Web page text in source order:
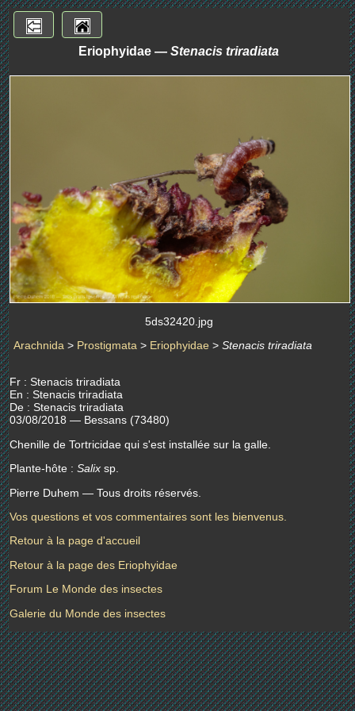
Eriophyidae —Stenacis triradiata
5ds32420.jpg
Arachnida > Prostigmata > Eriophyidae > Stenacis triradiata
Fr : Stenacis triradiata
En : Stenacis triradiata
De : Stenacis triradiata
03/08/2018 — Bessans (73480)
Chenille de Tortricidae qui s'est installée sur la galle.
Plante-hôte : Salix sp.
Pierre Duhem — Tous droits réservés.
Vos questions et vos commentaires sont les bienvenus.
Retour à la page d'accueil
Retour à la page des Eriophyidae
Forum Le Monde des insectes
Galerie du Monde des insectes